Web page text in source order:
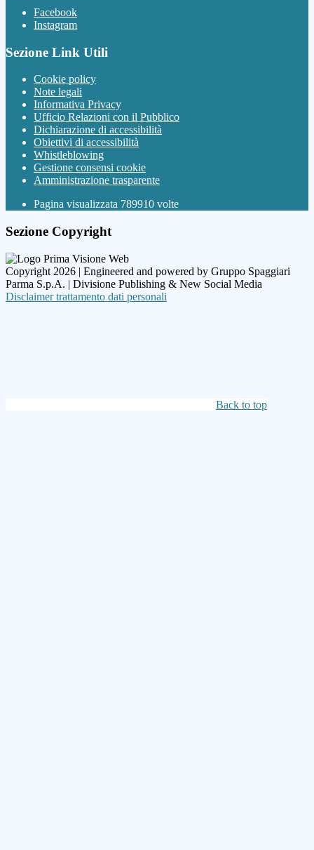
Facebook
Instagram
Sezione Link Utili
Cookie policy
Note legali
Informativa Privacy
Ufficio Relazioni con il Pubblico
Dichiarazione di accessibilità
Obiettivi di accessibilità
Whistleblowing
Gestione consensi cookie
Amministrazione trasparente
Pagina visualizzata 789910 volte
Sezione Copyright
Copyright 2026 | Engineered and powered by Gruppo Spaggiari
Parma S.p.A. | Divisione Publishing & New Social Media
Disclaimer trattamento dati personali
Back to top